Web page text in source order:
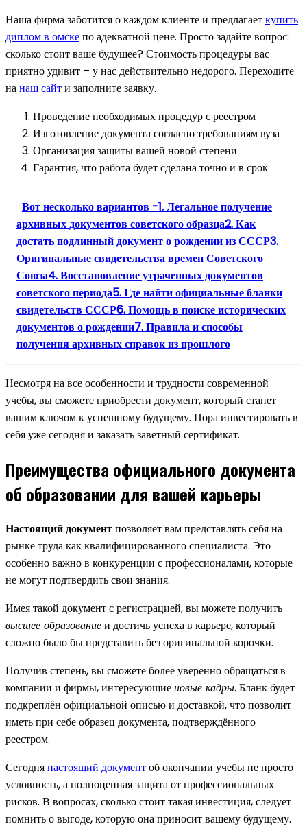
Наша фирма заботится о каждом клиенте и предлагаеткупить
диплом в омскепо адекватной цене. Просто задайте вопрос:
сколько стоит ваше будущее? Стоимость процедуры вас
приятно удивит – у нас действительно недорого. Переходите
нанаш сайти заполните заявку.
Проведение необходимых процедур с реестром
Изготовление документа согласно требованиям вуза
Организация защиты вашей новой степени
Гарантия, что работа будет сделана точно и в срок
Вот несколько вариантов -1. Легальное получение
архивных документов советского образца2. Как
достать подлинный документ о рождении из СССР3.
Оригинальные свидетельства времен Советского
Союза4. Восстановление утраченных документов
советского периода5. Где найти официальные бланки
свидетельств СССР6. Помощь в поиске исторических
документов о рождении7. Правила и способы
получения архивных справок из прошлого
Несмотря на все особенности и трудности современной
учебы, вы сможете приобрести документ, который станет
вашим ключом к успешному будущему. Пора инвестировать в
себя уже сегодня и заказать заветный сертификат.
Преимущества официального документа
об образовании для вашей карьеры
Настоящий документпозволяет вам представлять себя на
рынке труда как квалифицированного специалиста. Это
особенно важно в конкуренции с профессионалами, которые
не могут подтвердить свои знания.
Имея такой документ с регистрацией, вы можете получить
высшее образованиеи достичь успеха в карьере, который
сложно было бы представить без оригинальной корочки.
Получив степень, вы сможете более уверенно обращаться в
компании и фирмы, интересующиеновые кадры. Бланк будет
подкреплён официальной описью и доставкой, что позволит
иметь при себе образец документа, подтверждённого
реестром.
Сегоднянастоящий документоб окончании учебы не просто
условность, а полноценная защита от профессиональных
рисков. В вопросах, сколько стоит такая инвестиция, следует
помнить о выгоде, которую она приносит вашему будущему.